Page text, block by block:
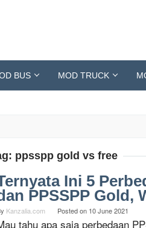
BUS MOD TRUCK
ppsspp gold vs free
Ini 5
PPSSPP Gold,
Kanzalia.com Posted on 10 June 2021
tahu apa saja perbedaan